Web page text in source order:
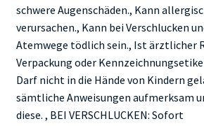
schwere Augenschäden., Kann
verursachen., Kann bei Verschlucken
Atemwege tödlich sein., Ist ärztlicher
Verpackung oder
Darf nicht in die Hände von Kindern
sämtliche Anweisungen aufmerksam
diese. , BEI VERSCHLUCKEN: Sofort